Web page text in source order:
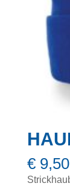
€9,50